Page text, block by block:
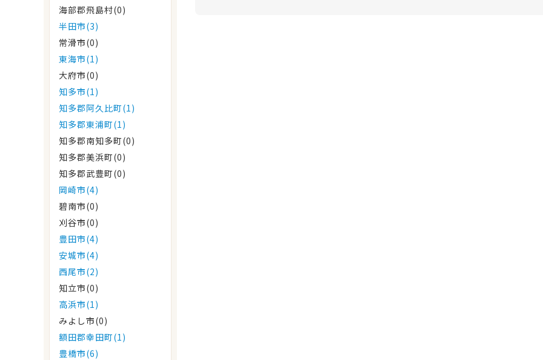
海部郡飛島村(0)
半田市(3)
常滑市(0)
東海市(1)
大府市(0)
知多市(1)
知多郡阿久比町(1)
知多郡東浦町(1)
知多郡南知多町(0)
知多郡美浜町(0)
知多郡武豊町(0)
岡崎市(4)
碧南市(0)
刈谷市(0)
豊田市(4)
安城市(4)
西尾市(2)
知立市(0)
高浜市(1)
みよし市(0)
額田郡幸田町(1)
豊橋市(6)